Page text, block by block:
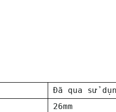
Đã qua sử
26mm